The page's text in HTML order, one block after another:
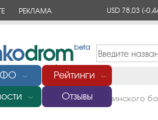
РЕКЛАМА USD 78,03(-
﹀ Рейтинги ﹀
﹀ Отзывы
лицензию у махачкалинского